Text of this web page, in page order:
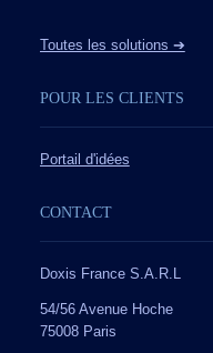
Toutes les solutions ➔
POUR LES CLIENTS
Portail d'idées
CONTACT
Doxis France S.A.R.L
54/56 Avenue Hoche
75008 Paris